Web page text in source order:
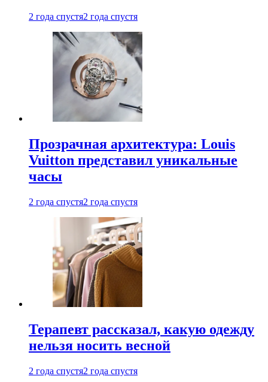
2 года спустя2 года спустя
Прозрачная архитектура: Louis
Vuitton представил уникальные
часы
2 года спустя2 года спустя
Терапевт рассказал, какую одежду
нельзя носить весной
2 года спустя2 года спустя